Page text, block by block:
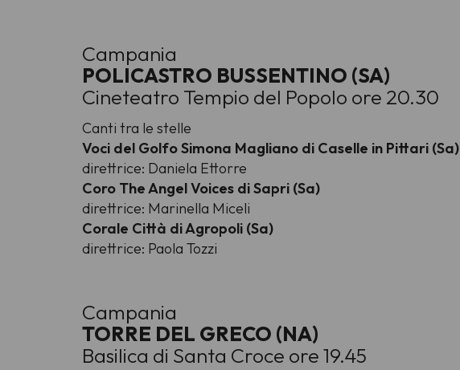
Campania
POLICASTRO BUSSENTINO (SA)
Cineteatro Tempio del Popolo ore 20.30
Canti tra le stelle
Voci del Golfo Simona Magliano di Caselle in Pittari (Sa)
direttrice: Daniela Ettorre
Coro The Angel Voices di Sapri (Sa)
direttrice: Marinella Miceli
Corale Città di Agropoli (Sa)
direttrice: Paola Tozzi
Campania
TORRE DEL GRECO (NA)
Basilica di Santa Croce ore 19.45